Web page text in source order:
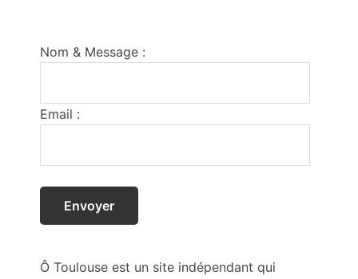
Nom & Message :
Email :
Ô Toulouse est un site indépendant qui